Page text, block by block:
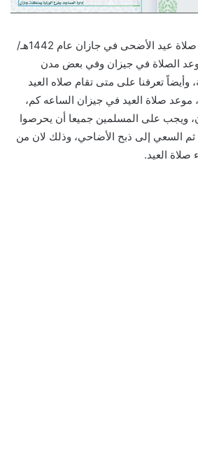
وبهذا قد ذكرنا لكم موعد صلاة عيد الأضحى في جازان عام 1442هـ/
موعد الصلاة في جيزان وفي بعض مدن
وأيضاً تعرفنا على متى تقام صلاه العيد
موعد صلاة العيد في جيزان الساعه كم،
ويجب على المسلمين جميعا أن يحرصوا
ثم السعي إلى ذبح الأضاحي، وذلك لان من
صلاة العيد.